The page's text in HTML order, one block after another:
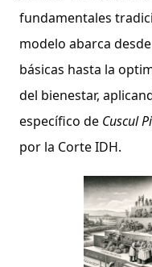
fundamentales
modelo abarca
básicas hasta la
del bienestar,
específico de Cuscul
por la Corte IDH.